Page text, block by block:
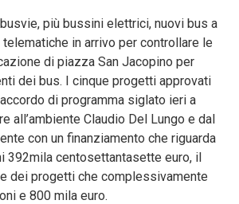
più bussini elettrici, nuovi bus a
in arrivo per controllare le
di piazza San Jacopino per
dei bus. I cinque progetti approvati
di programma siglato ieri a
all’ambiente Claudio Del Lungo e dal
con un finanziamento che riguarda
392mila centosettantasette euro, il
dei progetti che complessivamente
e 800 mila euro.